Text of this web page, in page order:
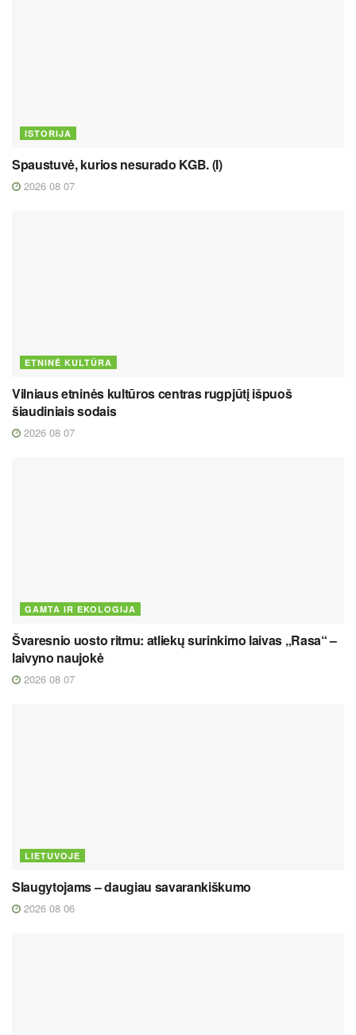
ISTORIJA
Spaustuvė, kurios nesurado KGB. (I)
2026 08 07
ETNINĖ KULTŪRA
Vilniaus etninės kultūros centras rugpjūtį išpuoš
šiaudiniais sodais
2026 08 07
GAMTA IR EKOLOGIJA
Švaresnio uosto ritmu: atliekų surinkimo laivas „Rasa“ –
laivyno naujokė
2026 08 07
LIETUVOJE
Slaugytojams – daugiau savarankiškumo
2026 08 06